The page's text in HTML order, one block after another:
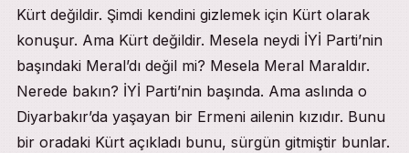
Kürt değildir. Şimdi kendini gizlemek için Kürt olarak
konuşur. Ama Kürt değildir. Mesela neydi İYİ Parti’nin
başındaki Meral’dı değil mi? Mesela Meral Maraldır.
Nerede bakın? İYİ Parti’nin başında. Ama aslında o
Diyarbakır’da yaşayan bir Ermeni ailenin kızıdır. Bunu
bir oradaki Kürt açıkladı bunu, sürgün gitmiştir bunlar.